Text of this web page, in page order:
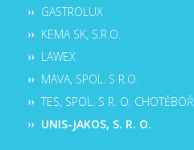
GASTROLUX
KEMA SK, S.R.O.
LAWEX
MAVA, SPOL. S R.O.
TES, SPOL. S R. O. CHOTĚBOŘ
UNIS-JAKOS, S. R. O.